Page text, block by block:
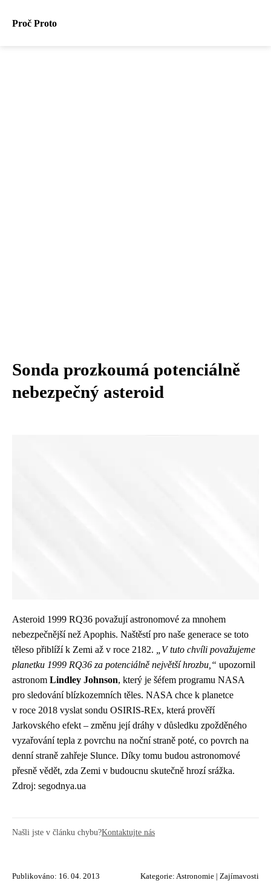
Proč Proto
Sonda prozkoumá potenciálně
nebezpečný asteroid
Asteroid 1999 RQ36 považují astronomové za mnohem
nebezpečnější než Apophis. Naštěstí pro naše generace se toto
těleso přiblíží k Zemi až v roce 2182.
„V tuto chvíli považujeme
planetku 1999 RQ36 za potenciálně největší hrozbu,“ upozornil
astronom Lindley Johnson, který je šéfem programu NASA
pro sledování blízkozemních těles. NASA chce k planetce
v roce 2018 vyslat sondu OSIRIS-REx, která prověří
Jarkovského efekt – změnu její dráhy v důsledku zpožděného
vyzařování tepla z povrchu na noční straně poté, co povrch na
denní straně zahřeje Slunce. Díky tomu budou astronomové
přesně vědět, zda Zemi v budoucnu skutečně hrozí srážka.
Zdroj: segodnya.ua
Našli jste v článku chybu?Kontaktujte nás
Publikováno: 16. 04. 2013 Kategorie: Astronomie | Zajímavosti